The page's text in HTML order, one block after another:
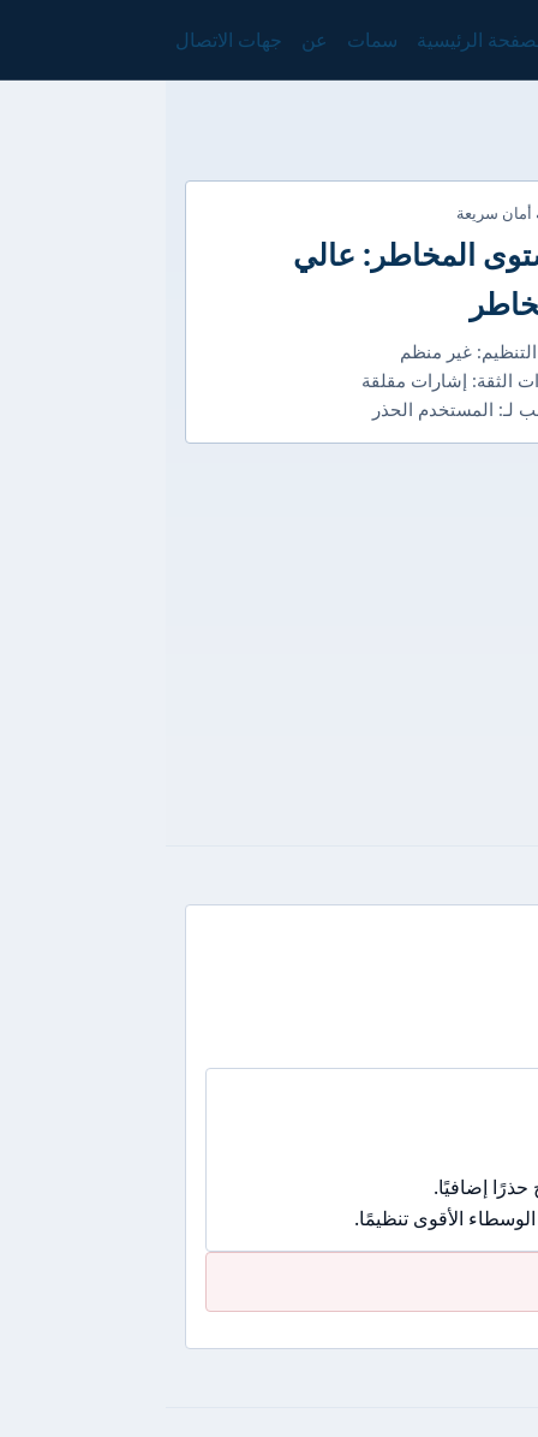
الرئيسية سمات عن جهات الاتصال
أمان سريعة
المخاطر: عالي
غير منظم
الثقة: إشارات مقلقة
لـ: المستخدم الحذر
إضافيًا.
الأقوى تنظيمًا.